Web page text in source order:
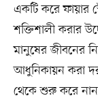
একটি করে ফায়ার
শক্তিশালী করার
মানুষের জীবনের
আধুনিকায়ন করা
থেকে শুরু করে